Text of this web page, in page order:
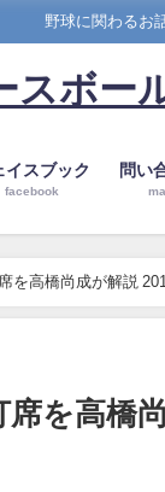
野球に関わるお
スボー
イスブック
facebook
問い
を高橋尚成が解説
を高橋